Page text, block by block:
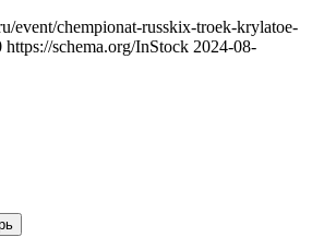
event/chempionat-russkix-troek-krylatoe-
https://schema.org/InStock 2024-08-